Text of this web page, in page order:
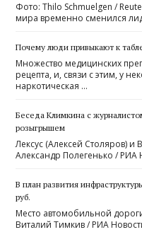
Фото: Thilo Schmuelgen /
мира временно сменился
Почему люди привыкают к
Множество медицинских
рецепта, и, связи с этим, у
наркотическая …
Беседа Климкина с
розыгрышем
Лексус (Алексей Столяров)
Александр Полегенько / РИА
В план развития
руб.
Место автомобильной
Виталий Тимкив / РИА